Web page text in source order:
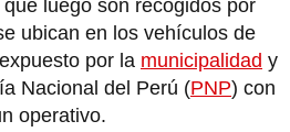
luego son recogidos por
ubican en los vehículos de
por la municipalidad y
Nacional del Perú (PNP) con
operativo.